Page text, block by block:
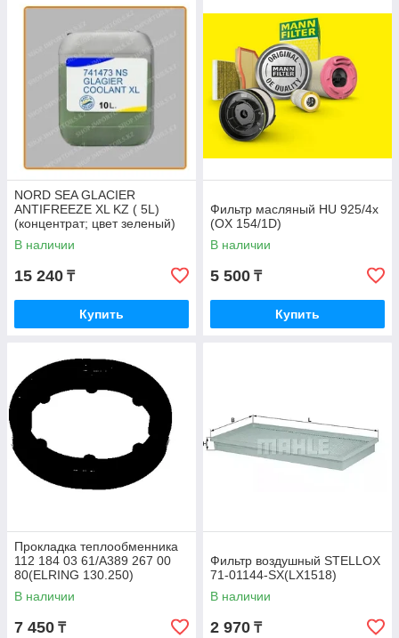
NORD SEA GLACIER
ANTIFREEZE XL KZ ( 5L)
(концентрат; цвет зеленый)
В наличии
15 240 ₸
Купить
Фильтр масляный HU 925/4x
(OX 154/1D)
В наличии
5 500 ₸
Купить
Прокладка теплообменника
112 184 03 61/A389 267 00
80(ELRING 130.250)
В наличии
7 450 ₸
Фильтр воздушный STELLOX
71-01144-SX(LX1518)
В наличии
2 970 ₸